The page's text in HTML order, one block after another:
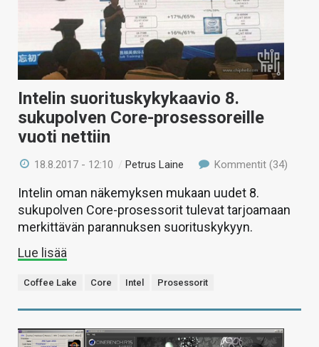
Intelin suorituskykykaavio 8.
sukupolven Core-prosessoreille
vuoti nettiin
18.8.2017 - 12:10 /Petrus Laine Kommentit (34)
Intelin oman näkemyksen mukaan uudet 8.
sukupolven Core-prosessorit tulevat tarjoamaan
merkittävän parannuksen suorituskykyyn.
Lue lisää
Coffee Lake Core Intel Prosessorit